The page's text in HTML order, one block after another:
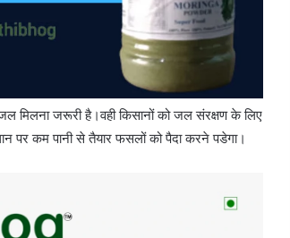
मिलना जरूरी है।वही किसानों को जल संरक्षण के लिए
पर कम पानी से तैयार फसलों को पैदा करने पडेगा।